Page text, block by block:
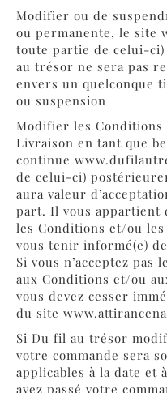
Modifier ou de
ou permanente, le site
toute partie de celui-ci)
au trésor ne sera pas
envers un quelconque
ou suspension
Modifier les Conditions
Livraison en tant que
continue
de celui-ci)
aura valeur
part. Il vous appartient
les Conditions et/ou
vous tenir informé(e)
Si vous n’acceptez pas
aux Conditions et/ou
vous devez cesser
du site
Si Du fil au trésor
votre commande sera
applicables à la date et
avez passé votre